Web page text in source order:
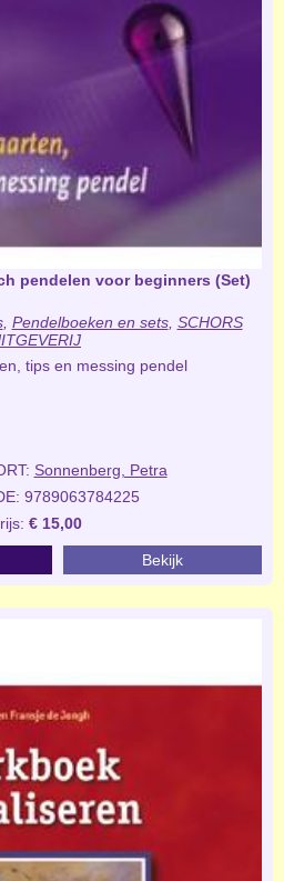
pendelen voor beginners (Set)
, Pendelboeken en sets, SCHORS
tips en messing pendel
Sonnenberg, Petra
9789063784225
€ 15,00
Bekijk